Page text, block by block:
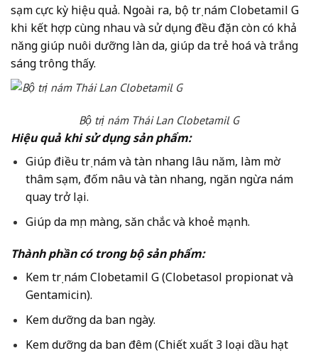
sạm cực kỳ hiệu quả. Ngoài ra, bộ trị nám Clobetamil G
khi kết hợp cùng nhau và sử dụng đều đặn còn có khả
năng giúp nuôi dưỡng làn da, giúp da trẻ hoá và trắng
sáng trông thấy.
Bộ trị nám Thái Lan Clobetamil G
Hiệu quả khi sử dụng sản phẩm:
Giúp điều trị nám và tàn nhang lâu năm, làm mờ
thâm sạm, đốm nâu và tàn nhang, ngăn ngừa nám
quay trở lại.
Giúp da mịn màng, săn chắc và khoẻ mạnh.
Thành phần có trong bộ sản phẩm:
Kem trị nám Clobetamil G (Clobetasol propionat và
Gentamicin).
Kem dưỡng da ban ngày.
Kem dưỡng da ban đêm (Chiết xuất 3 loại dầu hạt